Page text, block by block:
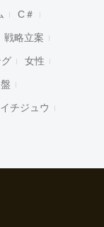
C＃
戦略立案
女性
イチジュウ